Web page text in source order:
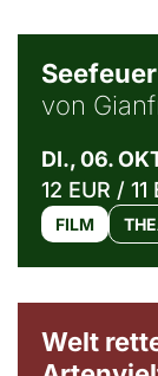
Seefeuer
von
DI., 06.
12 EUR / 11
FILM
Welt